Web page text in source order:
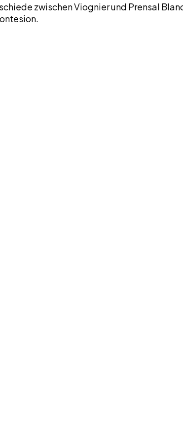
zwischen Viognier und Prensal